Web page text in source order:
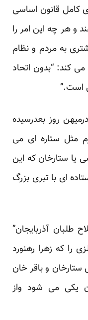
قانون اساسی
و هر چه این امر را
به مردم و نظام
کند: “بدون اتحاد
است.”
روز بعدرسیده
مثل ستاره ای می
یا ستارخان که این
ای با تبری بزرگ
طلبان آذربایجان”
را که زهرا رهنورد
و باقر خان
یکی می شود واز